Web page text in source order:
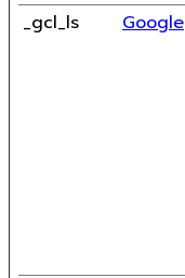
_gcl_ls Google